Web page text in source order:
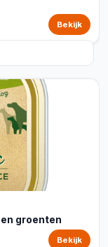
Bekijk
en groenten
Bekijk